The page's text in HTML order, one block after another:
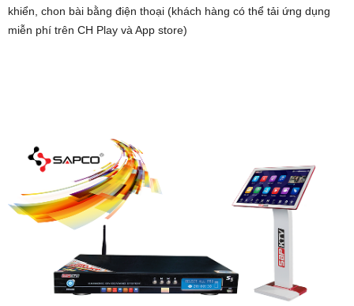
khiển, chon bài bằng điện thoại (khách hàng có thể tải ứng dụng
miễn phí trên CH Play và App store)